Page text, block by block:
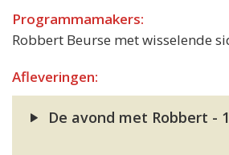
Programmamakers:
Robbert Beurse met wisselende
Afleveringen:
De avond met Robbert -